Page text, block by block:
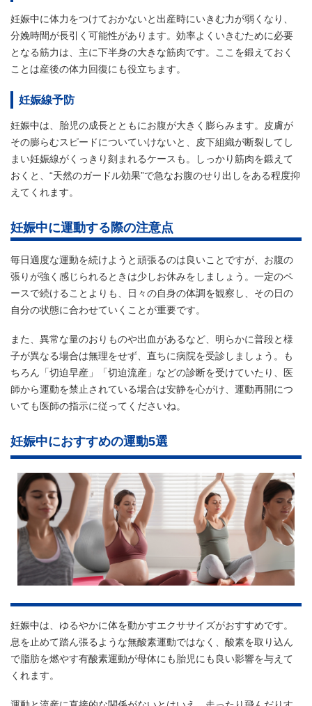
妊娠中に体力をつけておかないと出産時にいきむ力が弱くなり、
分娩時間が長引く可能性があります。効率よくいきむために必要
となる筋力は、主に下半身の大きな筋肉です。ここを鍛えておく
ことは産後の体力回復にも役立ちます。
妊娠線予防
妊娠中は、胎児の成長とともにお腹が大きく膨らみます。皮膚が
その膨らむスピードについていけないと、皮下組織が断裂してし
まい妊娠線がくっきり刻まれるケースも。しっかり筋肉を鍛えて
おくと、“天然のガードル効果”で急なお腹のせり出しをある程度抑
えてくれます。
妊娠中に運動する際の注意点
毎日適度な運動を続けようと頑張るのは良いことですが、お腹の
張りが強く感じられるときは少しお休みをしましょう。一定のペ
ースで続けることよりも、日々の自身の体調を観察し、その日の
自分の状態に合わせていくことが重要です。
また、異常な量のおりものや出血があるなど、明らかに普段と様
子が異なる場合は無理をせず、直ちに病院を受診しましょう。も
ちろん「切迫早産」「切迫流産」などの診断を受けていたり、医
師から運動を禁止されている場合は安静を心がけ、運動再開につ
いても医師の指示に従ってくださいね。
妊娠中におすすめの運動5選
妊娠中は、ゆるやかに体を動かすエクササイズがおすすめです。
息を止めて踏ん張るような無酸素運動ではなく、酸素を取り込ん
で脂肪を燃やす有酸素運動が母体にも胎児にも良い影響を与えて
くれます。